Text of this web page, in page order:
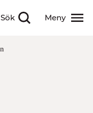
Sök
Visa sökfält Meny
Visa meny